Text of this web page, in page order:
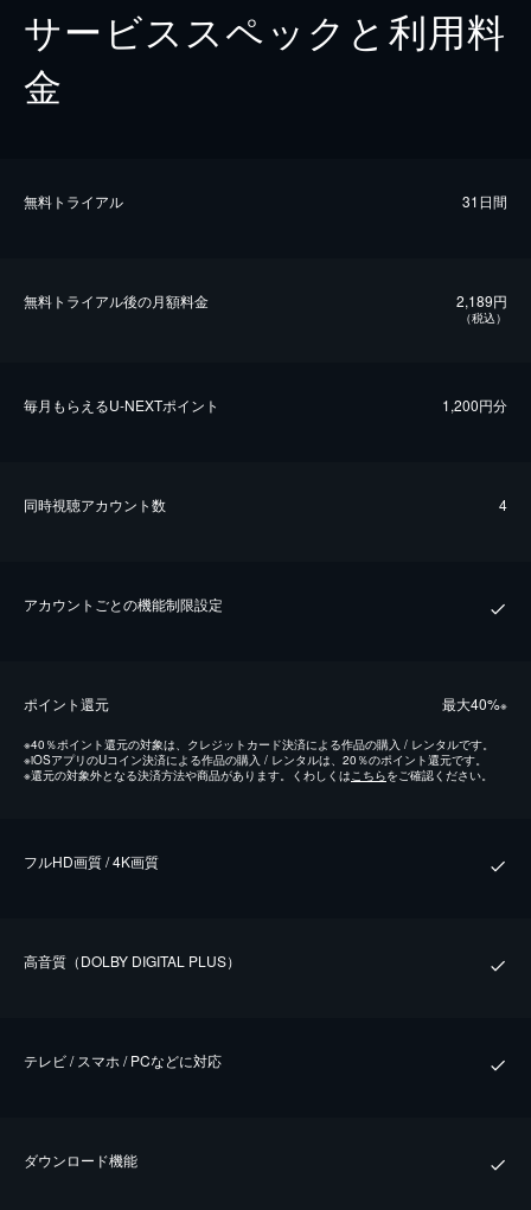
サービススペックと利用料
金
無料トライアル 31日間
無料トライアル後の⽉額料金 2,189円
（税込）
毎⽉もらえるU-NEXTポイント 1,200円分
同時視聴アカウント数 4
アカウントごとの機能制限設定
ポイント還元 最⼤40%※
※40％ポイント還元の対象は、クレジットカード決済による作品の購入 / レンタルです。
※iOSアプリのUコイン決済による作品の購入 / レンタルは、20％のポイント還元です。
※還元の対象外となる決済方法や商品があります。くわしくは こちらをご確認ください。
フルHD画質 / 4K画質
⾼⾳質（DOLBY DIGITAL PLUS）
テレビ / スマホ / PCなどに対応
ダウンロード機能